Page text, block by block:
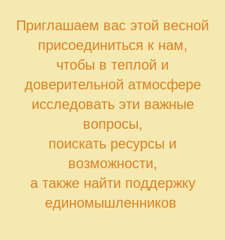
Приглашаем вас этой весной
присоединиться к нам,
чтобы в теплой и
доверительной атмосфере
исследовать эти важные
вопросы,
поискать ресурсы и
возможности,
а также найти поддержку
единомышленников